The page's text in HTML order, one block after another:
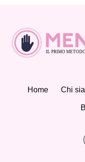
Home Chi